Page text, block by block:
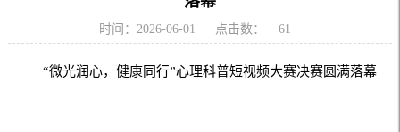
时间：2026-06-01 点击数： 61
“微光润心，健康同行”心理科普短视频大赛决赛圆满落幕